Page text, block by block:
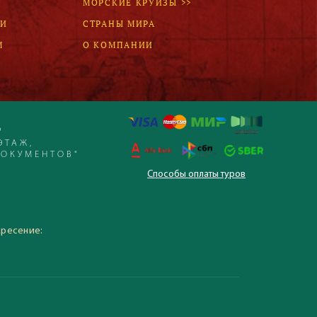
МОРСКИЕ КРУИЗЫ >>
СТРАНЫ МИРА
О КОМПАНИИ
Способы оплаты туров